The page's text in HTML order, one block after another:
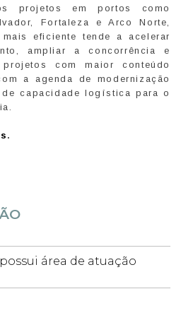
projetos em portos como
Fortaleza e Arco Norte,
eficiente tende a acelerar
ampliar a concorrência e
com maior conteúdo
a agenda de modernização
capacidade logística para o
.
área de atuação